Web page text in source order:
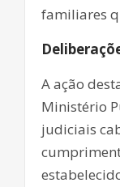
familiares
A ação
Ministério
judiciais